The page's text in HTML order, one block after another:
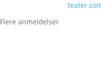
Flere anmeldelser